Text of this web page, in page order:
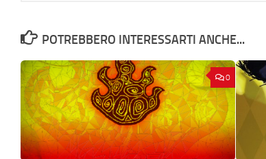
POTREBBERO INTERESSARTI ANCHE...
0